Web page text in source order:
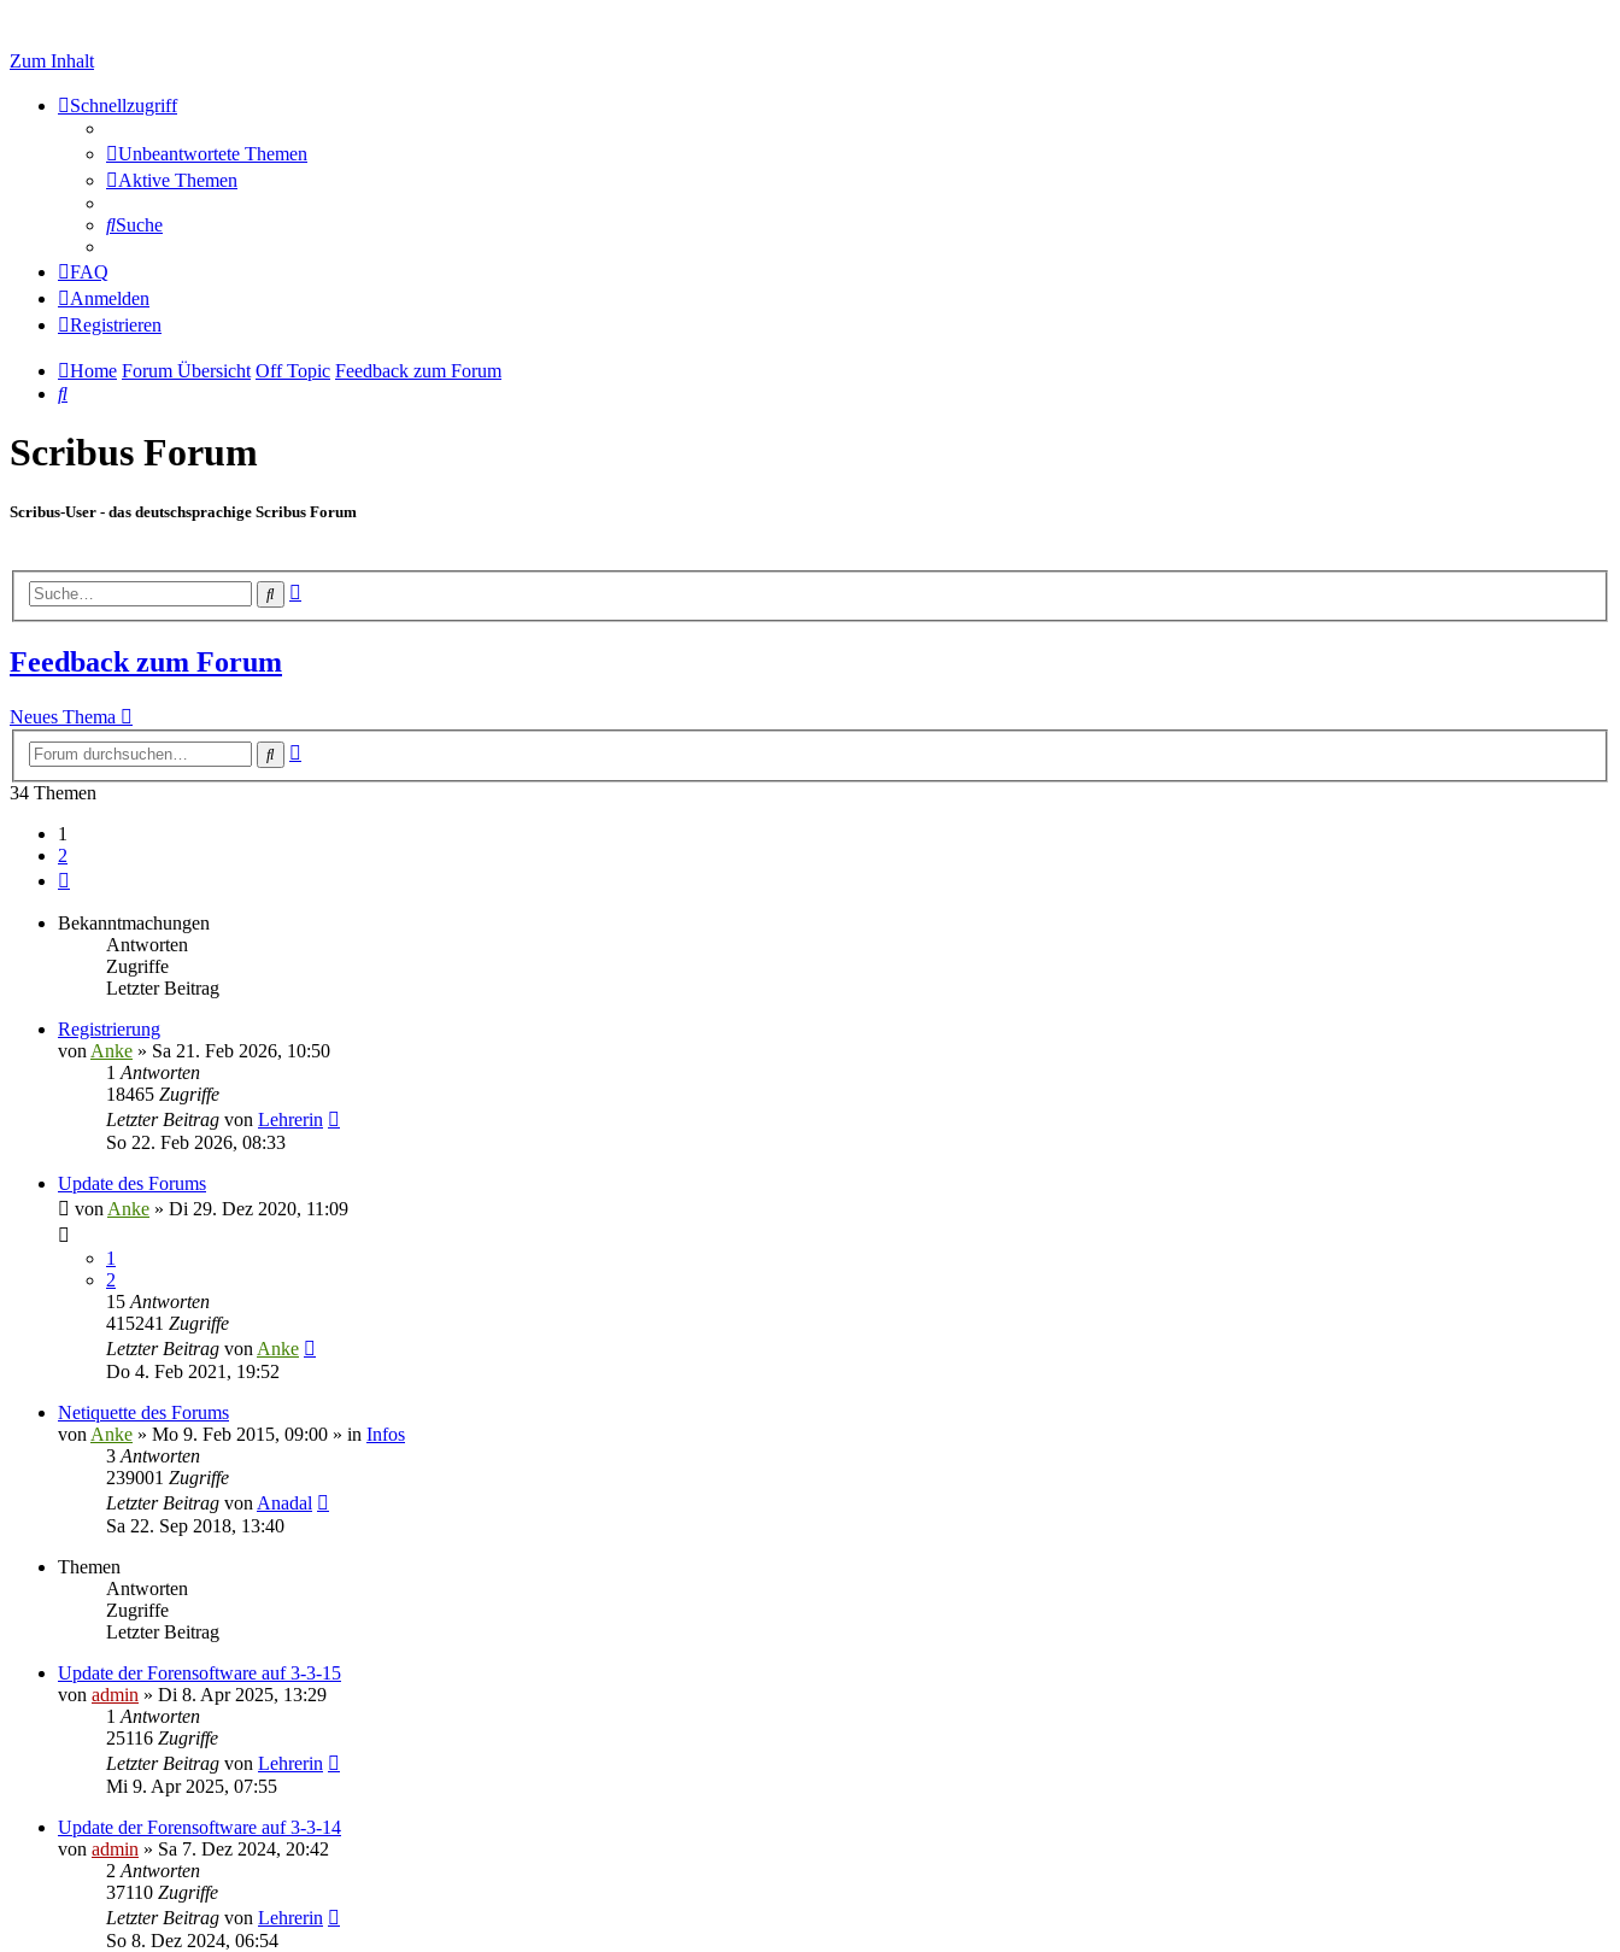
Zum Inhalt
Schnellzugriff
Unbeantwortete Themen
Aktive Themen
Suche
FAQ
Anmelden
Registrieren
Home Forum Übersicht Off Topic Feedback zum Forum
Suche
Scribus Forum
Scribus-User - das deutschsprachige Scribus Forum
Suche
Feedback zum Forum
Neues Thema
Suche
34 Themen
1
2
Bekanntmachungen
Antworten
Zugriffe
Letzter Beitrag
Registrierung
von Anke » Sa 21. Feb 2026, 10:50
1 Antworten
18465 Zugriffe
Letzter Beitrag von Lehrerin
So 22. Feb 2026, 08:33
Update des Forums
von Anke » Di 29. Dez 2020, 11:09
1
2
15 Antworten
415241 Zugriffe
Letzter Beitrag von Anke
Do 4. Feb 2021, 19:52
Netiquette des Forums
von Anke » Mo 9. Feb 2015, 09:00 » in Infos
3 Antworten
239001 Zugriffe
Letzter Beitrag von Anadal
Sa 22. Sep 2018, 13:40
Themen
Antworten
Zugriffe
Letzter Beitrag
Update der Forensoftware auf 3-3-15
von admin » Di 8. Apr 2025, 13:29
1 Antworten
25116 Zugriffe
Letzter Beitrag von Lehrerin
Mi 9. Apr 2025, 07:55
Update der Forensoftware auf 3-3-14
von admin » Sa 7. Dez 2024, 20:42
2 Antworten
37110 Zugriffe
Letzter Beitrag von Lehrerin
So 8. Dez 2024, 06:54